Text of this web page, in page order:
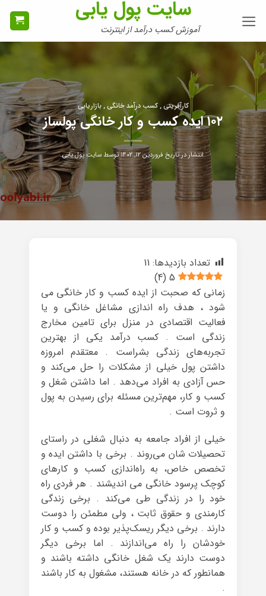
سایت پول یابی
آموزش کسب درآمد از اینترنت
کارآفرینی , کسب درآمد خانگی , بازاریابی
۱۰۲ ایده کسب و کار خانگی پولساز
انتشار در تاریخفروردین ۱۲, ۱۴۰۲ توسط سایت پول یابی
تعداد بازدیدها: 11
5
(
4
)
زمانی که صحبت از ایده کسب و کار خانگی می
شود ، هدف راه اندازی مشاغل خانگی و یا
فعالیت اقتصادی در منزل برای تامین مخارج
زندگی است . کسب درآمد یکی از بهترین
تجربه‌های زندگی بشراست . معتقدم امروزه
داشتن پول خیلی از مشکلات را حل می‌کند و
حس آزادی به افراد می‌دهد . اما داشتن شغل و
کسب و کار، مهم‌ترین مسئله برای رسیدن به پول
و ثروت است .
خیلی از افراد جامعه به دنبال شغلی در راستای
تحصیلات شان می‌روند . برخی با داشتن ایده و
تخصص خاص، به راه‌اندازی کسب و کارهای
کوچک پرسود خانگی می اندیشند . هر فردی راه
خود را در زندگی طی می‌کند . برخی زندگی
کارمندی و حقوق ثابت ، ولی مطمئن را دوست
دارند . برخی دیگر ریسک‌پذیر بوده و کسب و کار
خودشان را راه می‌اندازند . اما برخی دیگر
دوست دارند یک شغل خانگی داشته باشند و
همانطور که در خانه هستند، مشغول به کار باشند
.